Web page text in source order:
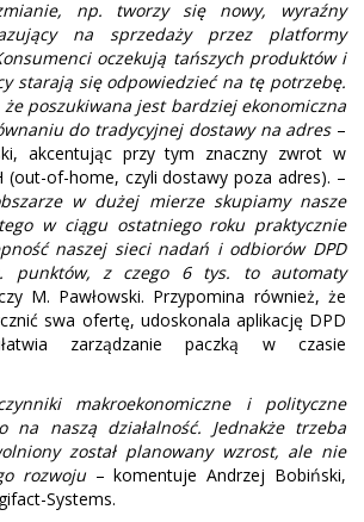
np. tworzy się nowy, wyraźny
na sprzedaży przez platformy
oczekują tańszych produktów i
starają się odpowiedzieć na tę potrzebę.
poszukiwana jest bardziej ekonomiczna
do tradycyjnej dostawy na adres–
akcentując przy tym znaczny zwrot w
(out-of-home, czyli dostawy poza adres). –
w dużej mierze skupiamy nasze
w ciągu ostatniego roku praktycznie
naszej sieci nadań i odbiorów DPD
punktów, z czego 6 tys. to automaty
M. Pawłowski. Przypomina również, że
swa ofertę, udoskonala aplikację DPD
zarządzanie paczką w czasie
makroekonomiczne i polityczne
na naszą działalność. Jednakże trzeba
został planowany wzrost, ale nie
rozwoju– komentuje Andrzej Bobiński,
Systems.